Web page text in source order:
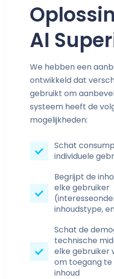
AI
We hebben een
ontwikkeld dat
gebruikt om
systeem heeft de
mogelijkheden:
Schat
individuele
Begrijpt de
elke gebruiker
inhoudstype,
Schat de
technische
elke gebruiker
om toegang
inhoud